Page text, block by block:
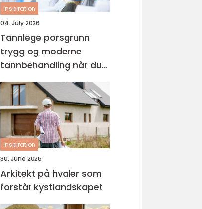
inspiration
04. July 2026
Tannlege porsgrunn
trygg og moderne
tannbehandling når du
trenger det
inspiration
30. June 2026
Arkitekt på hvaler som
forstår kystlandskapet